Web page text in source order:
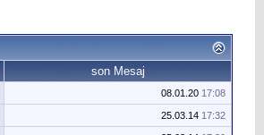
son Mesaj
08.01.20 17:08
25.03.14 17:32